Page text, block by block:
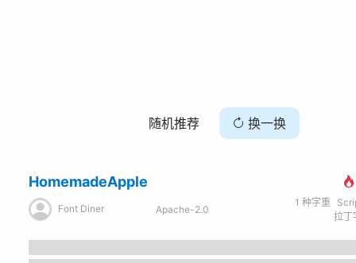
随机推荐 换一换
HomemadeApple
Font Diner Apache-2.0
1 种字重
拉丁